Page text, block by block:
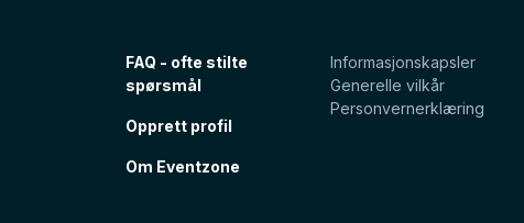
FAQ - ofte stilte
spørsmål
Opprett profil
Om Eventzone
Informasjonskapsler
Generelle vilkår
Personvernerklæring